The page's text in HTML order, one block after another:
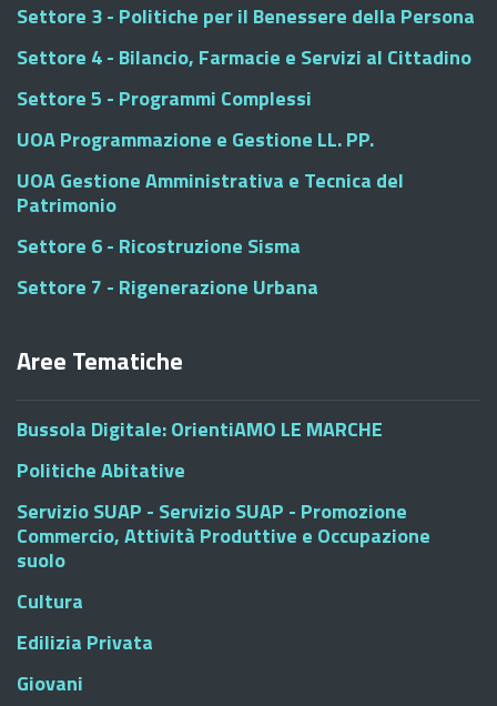
Settore 3 - Politiche per il Benessere della Persona
Settore 4 - Bilancio, Farmacie e Servizi al Cittadino
Settore 5 - Programmi Complessi
UOA Programmazione e Gestione LL. PP.
UOA Gestione Amministrativa e Tecnica del
Patrimonio
Settore 6 - Ricostruzione Sisma
Settore 7 - Rigenerazione Urbana
Aree Tematiche
Bussola Digitale: OrientiAMO LE MARCHE
Politiche Abitative
Servizio SUAP - Servizio SUAP - Promozione
Commercio, Attività Produttive e Occupazione
suolo
Cultura
Edilizia Privata
Giovani